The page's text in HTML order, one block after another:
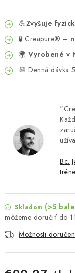
💪Zvyšuje
🧪 Creapure® –
🌍 Vyrobené v
📆 Denná dávka
Bc.
Skladom (>5
Možnosti